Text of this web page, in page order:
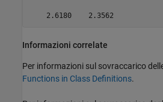
    2.6180    2.3562
Informazioni correlate
Per informazioni sul sovraccarico
Functions in Class Definitions.